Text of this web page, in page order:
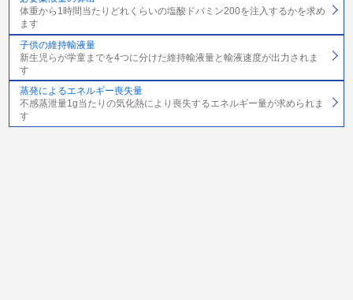
体重から1時間当たりどれくらいの塩酸ドバミン200を注入するかを求め
ます
子供の維持輸液量
新生児らが学童までを4つに分けた維持輸液量と輸液速度が出力されま
す
蒸発によるエネルギー喪失量
不感蒸泄量1g当たりの気化熱により喪失するエネルギー量が求められま
す